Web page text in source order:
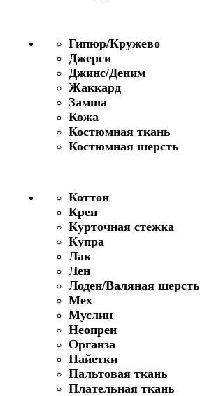
Гипюр/Кружево
Джерси
Джинс/Деним
Жаккард
Замша
Кожа
Костюмная ткань
Костюмная шерсть
Коттон
Креп
Курточная стежка
Купра
Лак
Лен
Лоден/Валяная шерсть
Мех
Муслин
Неопрен
Органза
Пайетки
Пальтовая ткань
Плательная ткань